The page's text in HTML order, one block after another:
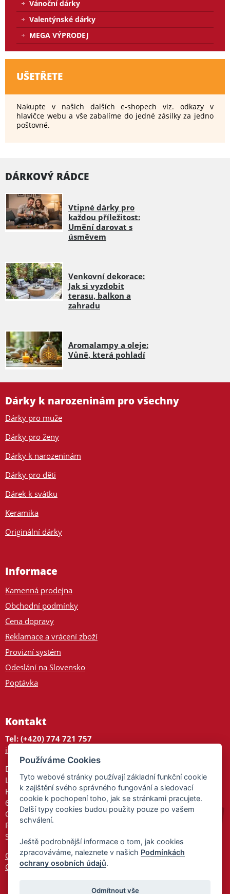
Vánoční dárky
Valentýnské dárky
MEGA VÝPRODEJ
UŠETŘETE
Nakupte v našich dalších e-shopech viz. odkazy v
hlavičce webu a vše zabalíme do jedné zásilky za jedno
poštovné.
DÁRKOVÝ RÁDCE
Vtipné dárky pro
každou příležitost:
Umění darovat s
úsměvem
Venkovní dekorace:
Jak si vyzdobit
terasu, balkon a
zahradu
Aromalampy a oleje:
Vůně, která pohladí
Dárky k narozeninám pro všechny
Dárky pro muže
Dárky pro ženy
Dárky k narozeninám
Dárky pro děti
Dárek k svátku
Keramika
Originální dárky
Informace
Kamenná prodejna
Obchodní podmínky
Cena dopravy
Reklamace a vrácení zboží
Provizní systém
Odeslání na Slovensko
Poptávka
Kontakt
Tel: (+420) 774 721 757
info@tajnedarky.cz
Dárkové centrum
Legionářů 2
Hodonín
695 01
Otevřeno:
Po-Pá 9-17
So 9-11:30
Ochrana osobních údajů
Cookies
Používáme Cookies
Tyto webové stránky používají základní funkční cookie
k zajištění svého správného fungování a sledovací
cookie k pochopení toho, jak se stránkami pracujete.
Další typy cookies budou použity pouze po vašem
schválení.
Ještě podrobnější informace o tom, jak cookies
zpracováváme, naleznete v našich Podmínkách
ochrany osobních údajů.
Odmítnout vše